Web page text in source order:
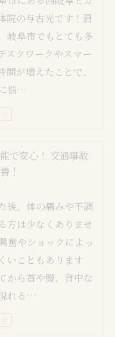
院の与古光です！肩
岐阜市でもとても多
スクワークやスマー
間が増えたことで、
悩…
で安心！ 交通事故
！
後、体の痛みや不調
方は少なくありませ
奮やショックによっ
いこともあります
から首や腰、背中な
れる…